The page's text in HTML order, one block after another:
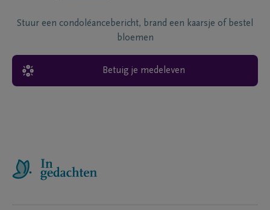
Stuur een condoléancebericht, brand een kaarsje of bestel
bloemen
Betuig je medeleven